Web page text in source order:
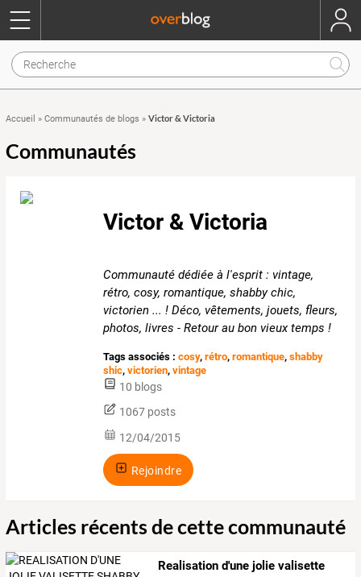
Accueil » Communautés de blogs » Victor & Victoria
Communautés
Victor & Victoria
Communauté dédiée à l'esprit : vintage,
rétro, cosy, romantique, shabby chic,
victorien ... ! Déco, vêtements, jouets, fleurs,
photos, livres - Retour au bon vieux temps !
Tags associés : cosy,rétro,romantique,shabby
shic,victorien,vintage
10 blogs
1067 posts
12/04/2015
Rejoindre
Articles récents de cette communauté
Realisation d'une jolie valisette